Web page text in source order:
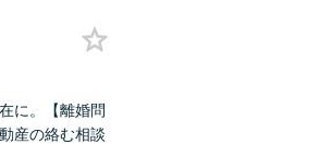
に。【離婚問
産の絡む相談